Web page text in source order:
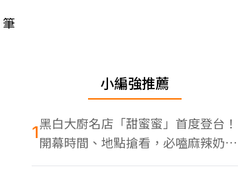
筆
小編強推薦
1黑白大廚名店「甜蜜蜜」首度登台！
開幕時間、地點搶看，必嗑麻辣奶油
蝦